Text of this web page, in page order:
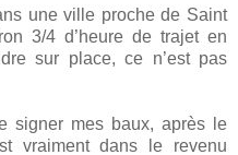
une ville proche de Saint
3/4 d’heure de trajet en
sur place, ce n’est pas
signer mes baux, après le
vraiment dans le revenu